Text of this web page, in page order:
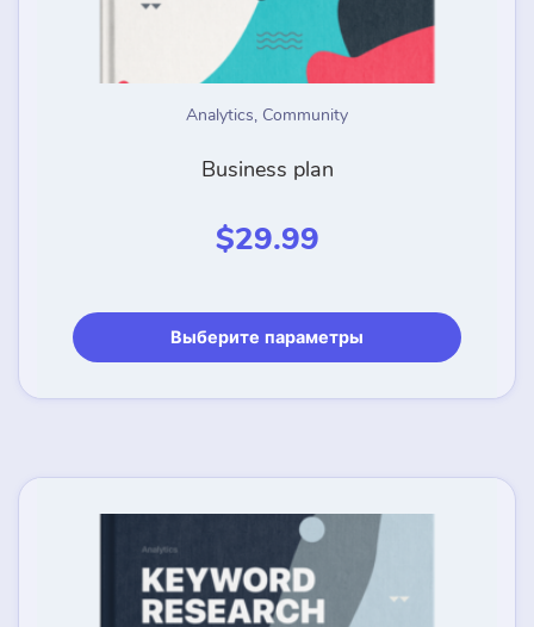
Analytics, Community
Business plan
$29.99
Выберите параметры
Этот
имеет
Опции